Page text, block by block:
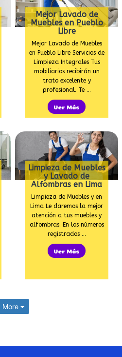
Mejor Lavado de
Muebles en Pueblo
Libre
Mejor Lavado de Muebles
en Pueblo Libre Servicios de
Limpieza Integrales Tus
mobiliarios recibirán un
trato excelente y
profesional. Te …
Ver Más
Limpieza de Muebles
y Lavado de
Alfombras en Lima
Limpieza de Muebles y en
Lima Le daremos la mejor
atención a tus muebles y
alfombras. En los números
registrados …
Ver Más
More